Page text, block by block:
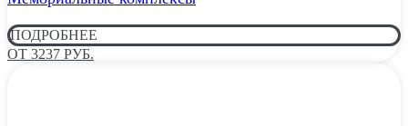
ПОДРОБНЕЕ
ОТ 3237 РУБ.